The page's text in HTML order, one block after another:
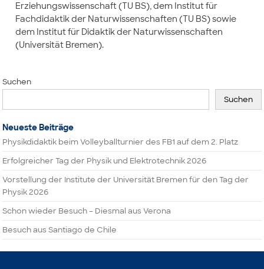
Erziehungswissenschaft (TU BS), dem Institut für
Fachdidaktik der Naturwissenschaften (TU BS) sowie
dem Institut für Didaktik der Naturwissenschaften
(Universität Bremen).
Suchen
Suchen
Neueste Beiträge
Physikdidaktik beim Volleyballturnier des FB1 auf dem 2. Platz
Erfolgreicher Tag der Physik und Elektrotechnik 2026
Vorstellung der Institute der Universität Bremen für den Tag der
Physik 2026
Schon wieder Besuch – Diesmal aus Verona
Besuch aus Santiago de Chile